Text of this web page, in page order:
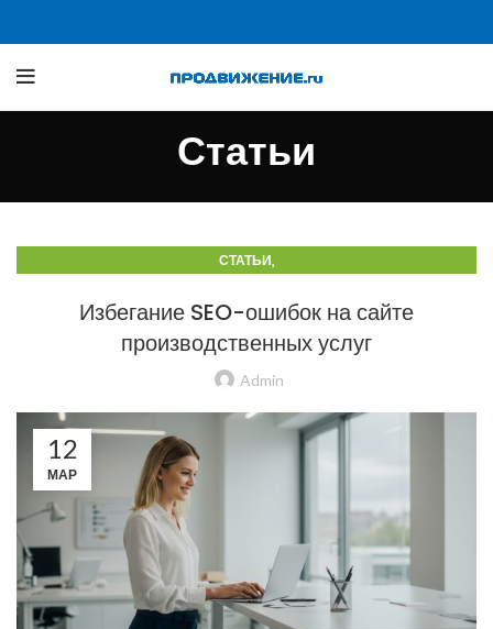
Статьи
СТАТЬИ,
Избегание SEO-ошибок на сайте
производственных услуг
Admin
12
МАР